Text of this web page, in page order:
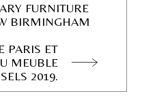
FURNITURE
BIRMINGHAM
PARIS ET
MEUBLE
2019.